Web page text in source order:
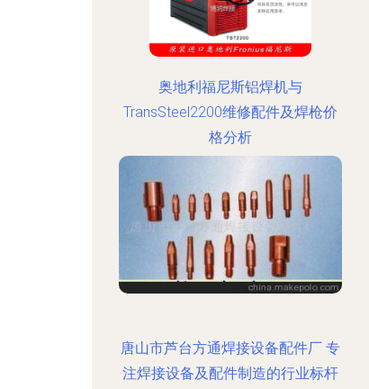
奥地利福尼斯铝焊机与
TransSteel2200维修配件及焊枪价
格分析
唐山市芦台方通焊接设备配件厂 专
注焊接设备及配件制造的行业标杆